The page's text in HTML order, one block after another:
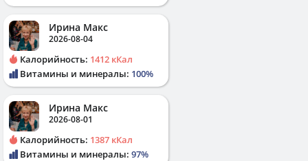
Ирина Макс
2026-08-04
Калорийность: 1412 кКал
Витамины и минералы: 100%
Ирина Макс
2026-08-01
Калорийность: 1387 кКал
Витамины и минералы: 97%